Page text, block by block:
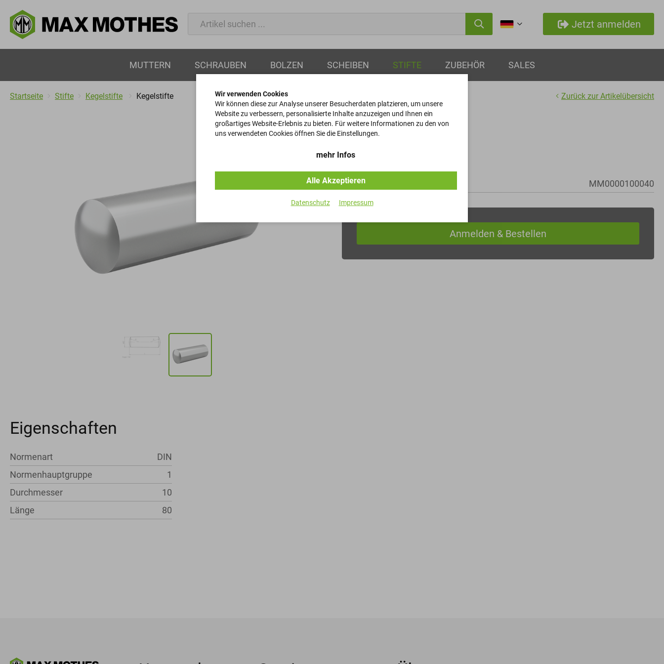
Jetzt anmelden
MUTTERN SCHRAUBEN BOLZEN SCHEIBEN STIFTE ZUBEHÖR SALES
Startseite Stifte Kegelstifte Kegelstifte Zurück zur Artikelübersicht
Kegelstifte
DIN 1 - 10x80
Artikel-Nr. MM0000100040
Eigenschaften
Normenart
DIN
Normenhauptgruppe
1
Durchmesser
10
Länge
80
Wir verwenden Cookies
Wir können diese zur Analyse unserer Besucherdaten platzieren, um unsere
Website zu verbessern, personalisierte Inhalte anzuzeigen und Ihnen ein
großartiges Website-Erlebnis zu bieten. Für weitere Informationen zu den von
uns verwendeten Cookies öffnen Sie die Einstellungen.
mehr Infos
Alle Akzeptieren
Datenschutz Impressum